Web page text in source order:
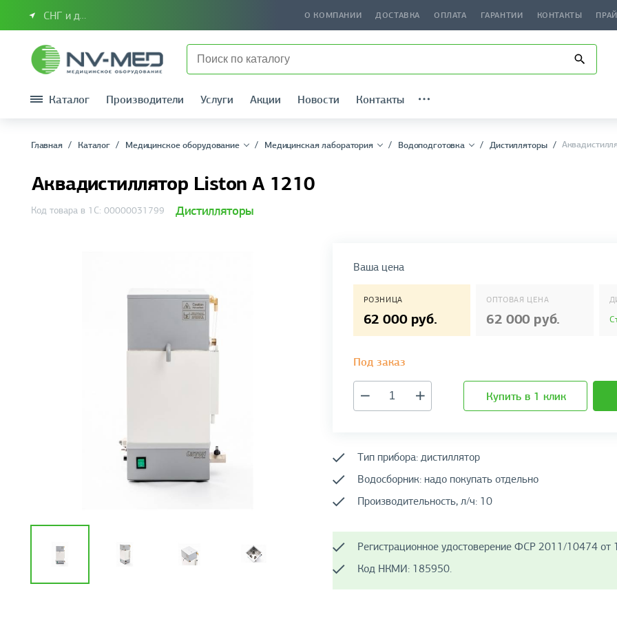
СНГ и другие страны О КОМПАНИИ ДОСТАВКА ОПЛАТА ГАРАНТИИ КОНТАКТЫ
Каталог Производители Услуги Акции Новости Контакты
Главная Каталог Медицинское оборудование Медицинская лаборатория Водоподготовка Дистилляторы
Аквадистиллятор Liston A 1210
Код товара в 1С: 00000031799 Дистилляторы
Ваша цена
РОЗНИЦА
62 000 руб.
ОПТОВАЯ ЦЕНА
62 000 руб.
Под заказ
Купить в 1 клик
Тип прибора: дистиллятор
Водосборник: надо покупать отдельно
Производительность, л/ч: 10
Регистрационное удостоверение ФСР 2011/10474 от
Код НКМИ: 185950.